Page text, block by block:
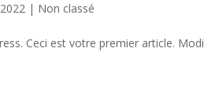
| Non classé
Ceci est votre premier article.